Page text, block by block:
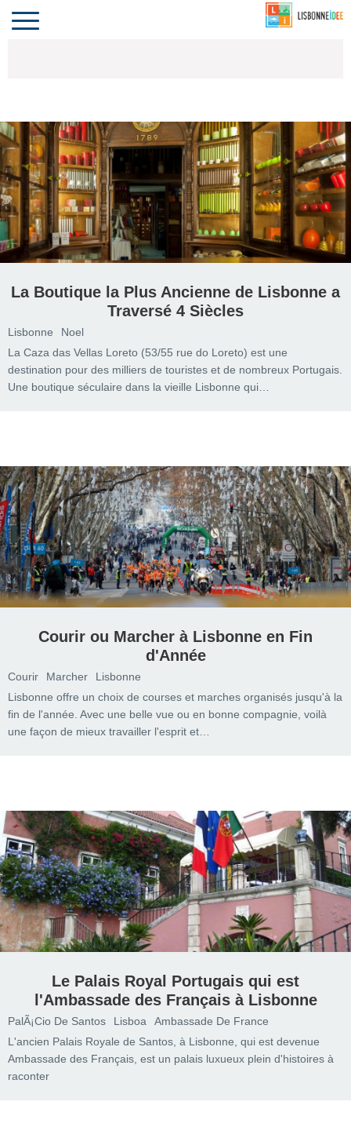
LE PORTUGAL
Toggle
navigation
La Boutique la Plus Ancienne de Lisbonne a
Traversé 4 Siècles
Lisbonne
Noel
La Caza das Vellas Loreto (53/55 rue do Loreto) est une
destination pour des milliers de touristes et de nombreux Portugais.
Une boutique séculaire dans la vieille Lisbonne qui…
Courir ou Marcher à Lisbonne en Fin
d'Année
Courir Marcher
Lisbonne
Lisbonne offre un choix de courses et marches organisés jusqu'à la
fin de l'année. Avec une belle vue ou en bonne compagnie, voilà
une façon de mieux travailler l'esprit et…
Le Palais Royal Portugais qui est
l'Ambassade des Français à Lisbonne
PalÃ¡cio De Santos Lisboa
Ambassade De France
L'ancien Palais Royale de Santos, à Lisbonne, qui est devenue
Ambassade des Français, est un palais luxueux plein d'histoires à
raconter